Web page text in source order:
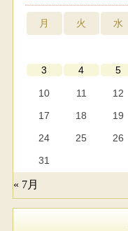
月 火 水
3 4 5
10 11 12
17
18 19
24
25 26
31
« 7月